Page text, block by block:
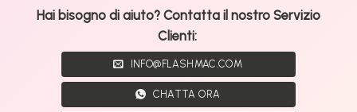
Hai bisogno di aiuto? Contatta il nostro Servizio
Clienti:
INFO@FLASHMAC.COM
CHATTA ORA